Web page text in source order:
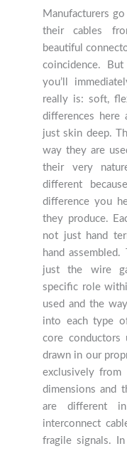
Manufacturers
their cables
beautiful
coincidence.
you’ll
really is: soft,
differences here
just skin deep.
way they are
their very
different
difference you
they produce.
not just hand
hand
just the wire
specific role
used and the
into each type
core conductors
drawn in our
exclusively from
dimensions and
are different
interconnect
fragile signals.